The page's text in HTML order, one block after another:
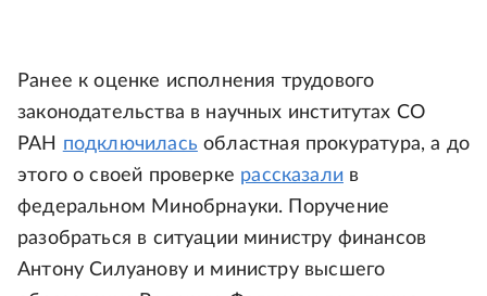
Ранее к оценке исполнения трудового
законодательства в научных институтах СО
РАН подключилась областная прокуратура, а до
этого о своей проверке рассказали в
федеральном Минобрнауки. Поручение
разобраться в ситуации министру финансов
Антону Силуанову и министру высшего